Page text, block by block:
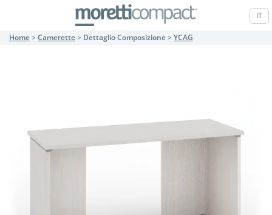
IT
Home> Camerette> Dettaglio Composizione> YCAG